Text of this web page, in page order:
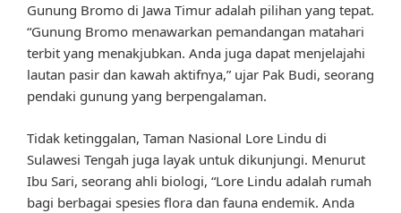
Gunung Bromo di Jawa Timur adalah pilihan yang tepat.
“Gunung Bromo menawarkan pemandangan matahari
terbit yang menakjubkan. Anda juga dapat menjelajahi
lautan pasir dan kawah aktifnya,” ujar Pak Budi, seorang
pendaki gunung yang berpengalaman.
Tidak ketinggalan, Taman Nasional Lore Lindu di
Sulawesi Tengah juga layak untuk dikunjungi. Menurut
Ibu Sari, seorang ahli biologi, “Lore Lindu adalah rumah
bagi berbagai spesies flora dan fauna endemik. Anda